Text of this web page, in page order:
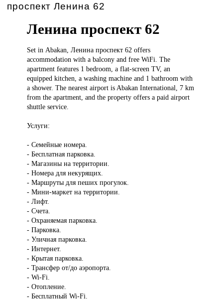
проспект Ленина 62
Ленина проспект 62
Set inAbakan, Ленина проспект 62 offers
accommodation with a balcony and free WiFi. The
apartment features 1 bedroom, a flat-screen TV, an
equipped kitchen, a washing machine and 1 bathroom with
a shower. The nearest airport is Abakan International, 7 km
from the apartment, and the property offers a paid airport
shuttle service.
Услуги:
- Семейные номера.
- Бесплатная парковка.
- Магазины на территории.
- Номера для некурящих.
- Маршруты для пеших прогулок.
- Мини-маркет на территории.
- Лифт.
- Счета.
- Охраняемая парковка.
- Парковка.
- Уличная парковка.
- Интернет.
- Крытая парковка.
- Трансфер от/до аэропорта.
- Wi-Fi.
- Отопление.
- Бесплатный Wi-Fi.